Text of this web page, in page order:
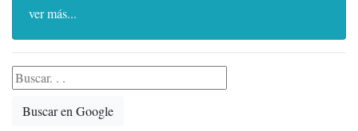
ver más...
Buscar en Google